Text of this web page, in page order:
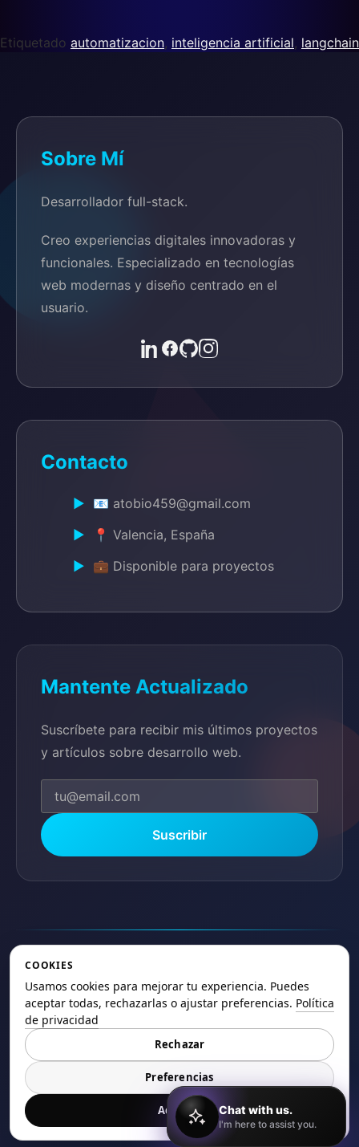
Etiquetado automatizacion inteligencia artificial, langchain
Sobre Mí
Desarrollador full-stack.
Creo experiencias digitales innovadoras y
funcionales. Especializado en tecnologías
web modernas y diseño centrado en el
usuario.
Contacto
📧 atobio459@gmail.com
📍 Valencia, España
💼 Disponible para proyectos
Mantente Actualizado
Suscríbete para recibir mis últimos proyectos
y artículos sobre desarrollo web.
Suscribir
© 2025 ElSaltoweb.es Todos los derechos
reservados.
Política de PrivacidadTérminos de Uso
Mapa del Sitio
COOKIES
Usamos cookies para mejorar tu experiencia. Puedes
aceptar todas, rechazarlas o ajustar preferencias. Política
de privacidad
Rechazar
Preferencias
Aceptar Chat with us.
I'm here to assist you.